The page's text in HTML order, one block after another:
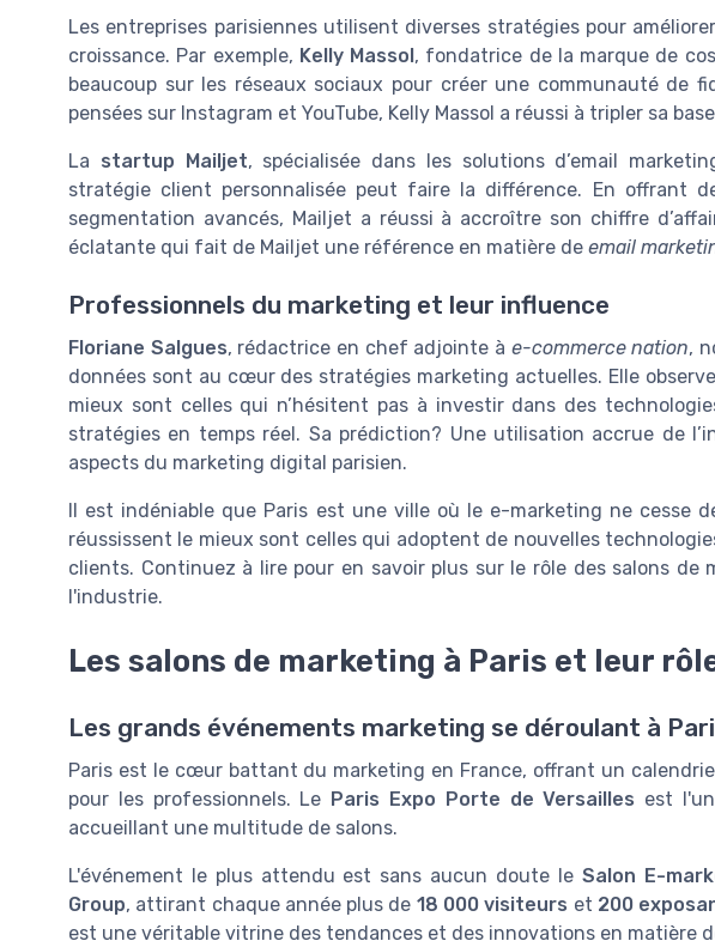
Les entreprises parisiennes utilisent diverses stratégies pour
croissance. Par exemple, Kelly Massol, fondatrice de la marque de
beaucoup sur les réseaux sociaux pour créer une communauté de
pensées sur Instagram et YouTube, Kelly Massol a réussi à tripler sa
La startup Mailjet, spécialisée dans les solutions d’email
stratégie client personnalisée peut faire la différence. En offrant
segmentation avancés, Mailjet a réussi à accroître son chiffre
éclatante qui fait de Mailjet une référence en matière de email
Professionnels du marketing et leur influence
Floriane Salgues, rédactrice en chef adjointe à e-commerce nation,
données sont au cœur des stratégies marketing actuelles. Elle
mieux sont celles qui n’hésitent pas à investir dans des
stratégies en temps réel. Sa prédiction? Une utilisation accrue de
aspects du marketing digital parisien.
Il est indéniable que Paris est une ville où le e-marketing ne cesse
réussissent le mieux sont celles qui adoptent de nouvelles
clients. Continuez à lire pour en savoir plus sur le rôle des salons de
l'industrie.
Les salons de marketing à Paris et leur
Les grands événements marketing se déroulant à
Paris est le cœur battant du marketing en France, offrant un
pour les professionnels. Le Paris Expo Porte de Versailles est
accueillant une multitude de salons.
L'événement le plus attendu est sans aucun doute le Salon E-
Group, attirant chaque année plus de 18 000 visiteurs et 200
est une véritable vitrine des tendances et des innovations en matière